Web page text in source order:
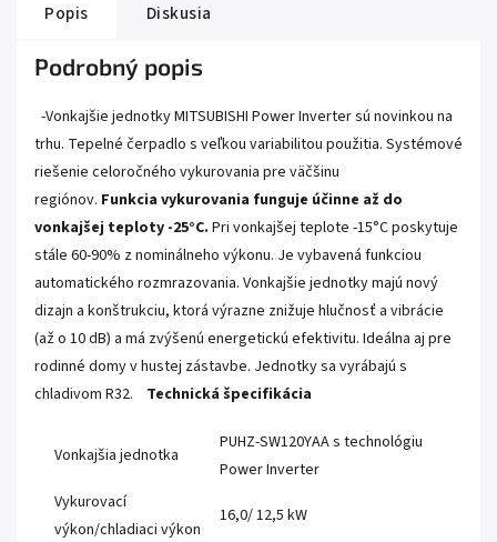
Popis Diskusia
Podrobný popis
-Vonkajšie jednotky MITSUBISHI Power Inverter sú novinkou na
trhu. Tepelné čerpadlo s veľkou variabilitou použitia. Systémové
riešenie celoročného vykurovania pre väčšinu
regiónov. Funkcia vykurovania funguje účinne až do
vonkajšej teploty -25°C. Pri vonkajšej teplote -15°C poskytuje
stále 60-90% z nominálneho výkonu. Je vybavená funkciou
automatického rozmrazovania. Vonkajšie jednotky majú nový
dizajn a konštrukciu, ktorá výrazne znižuje hlučnosť a vibrácie
(až o 10 dB) a má zvýšenú energetickú efektivitu. Ideálna aj pre
rodinné domy v hustej zástavbe. Jednotky sa vyrábajú s
chladivom R32.
Technická špecifikácia
Vonkajšia jednotka
PUHZ-SW120YAA s technológiu
Power Inverter
Vykurovací
výkon/chladiaci výkon
16,0/ 12,5 kW